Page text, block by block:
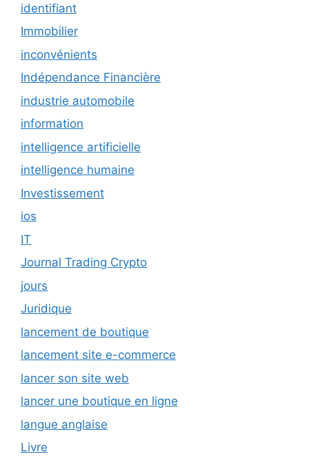
identifiant
Immobilier
inconvénients
Indépendance Financière
industrie automobile
information
intelligence artificielle
intelligence humaine
Investissement
ios
IT
Journal Trading Crypto
jours
Juridique
lancement de boutique
lancement site e-commerce
lancer son site web
lancer une boutique en ligne
langue anglaise
Livre